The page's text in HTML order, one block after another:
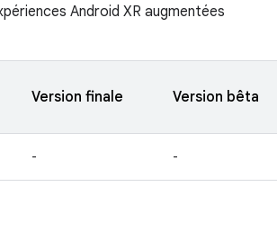
Android XR augmentées
Version finale Version bêta
- -